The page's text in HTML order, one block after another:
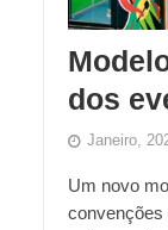
dos
Janeiro,
Um novo
convenções